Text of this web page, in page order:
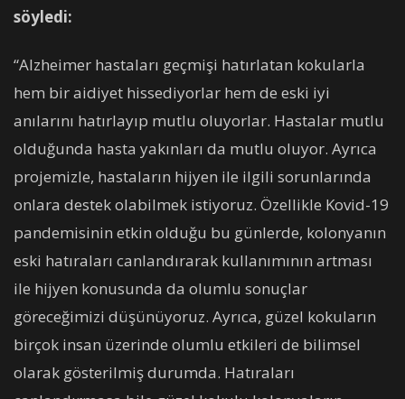
söyledi:
“Alzheimer hastaları geçmişi hatırlatan kokularla
hem bir aidiyet hissediyorlar hem de eski iyi
anılarını hatırlayıp mutlu oluyorlar. Hastalar mutlu
olduğunda hasta yakınları da mutlu oluyor. Ayrıca
projemizle, hastaların hijyen ile ilgili sorunlarında
onlara destek olabilmek istiyoruz. Özellikle Kovid-19
pandemisinin etkin olduğu bu günlerde, kolonyanın
eski hatıraları canlandırarak kullanımının artması
ile hijyen konusunda da olumlu sonuçlar
göreceğimizi düşünüyoruz. Ayrıca, güzel kokuların
birçok insan üzerinde olumlu etkileri de bilimsel
olarak gösterilmiş durumda. Hatıraları